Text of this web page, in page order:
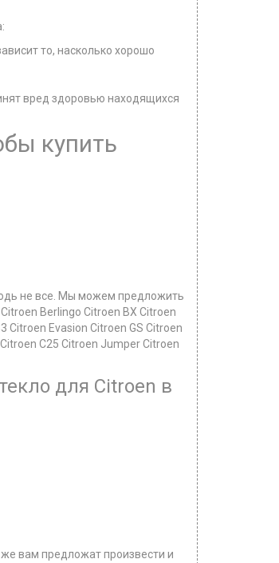
то, насколько хорошо
вред здоровью находящихся
купить
не все. Мы можем предложить
Berlingo Citroen BX Citroen
Citroen Evasion Citroen GS Citroen
C25 Citroen Jumper Citroen
для Citroen в
вам предложат произвести и